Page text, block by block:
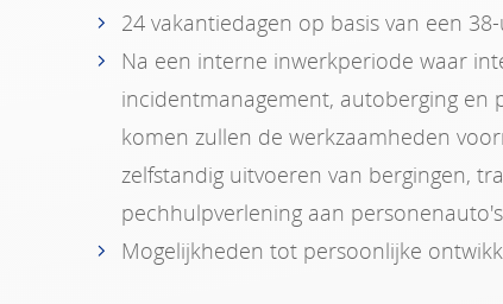
24 vakantiedagen op basis van een
Na een interne inwerkperiode waar
incidentmanagement, autoberging en
komen zullen de werkzaamheden
zelfstandig uitvoeren van bergingen,
pechhulpverlening aan
Mogelijkheden tot persoonlijke